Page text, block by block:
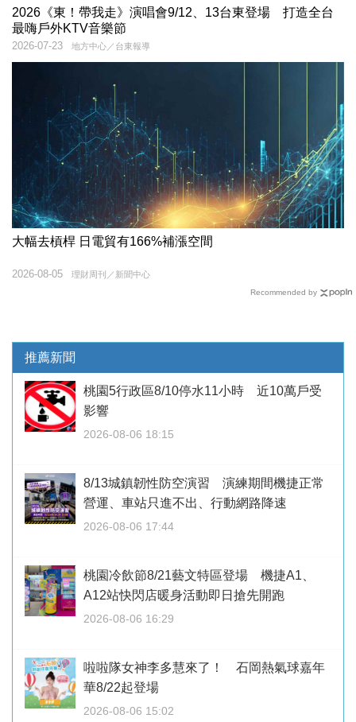
2026《東！帶我走》演唱會9/12、13台東登場 打造全台
最嗨戶外KTV音樂節
地方中心／台東報導
2026-07-23
大幅去槓桿 日電貿有166%補漲空間
理財周刊／新聞中心
2026-08-05
Recommended by
推薦新聞
桃園5行政區8/10停水11小時 近10萬戶受
影響
2026-08-06 18:15
8/13城鎮韌性防空演習 演練期間機捷正常
營運、車站只進不出、行動網路降速
2026-08-06 17:44
桃園冷飲節8/21藝文特區登場 機捷A1、
A12站快閃店暖身活動即日搶先開跑
2026-08-06 16:29
啦啦隊女神李多慧來了！ 石岡熱氣球嘉年
華8/22起登場
2026-08-06 15:02